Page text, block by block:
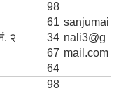
२
98
61
34
67
64
sanjumai
nali3@g
mail.com
98